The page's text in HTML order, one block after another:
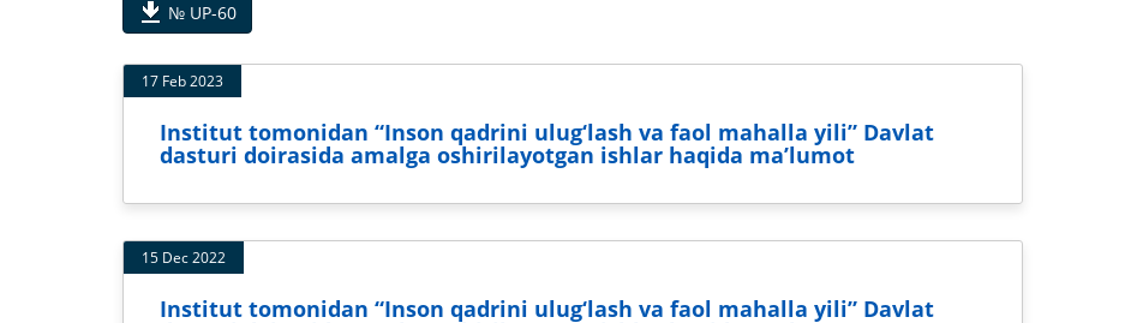
№ UP-60
17 Feb 2023
Institut tomonidan “Inson qadrini ulug‘lash va faol mahalla yili” Davlat
dasturi doirasida amalga oshirilayotgan ishlar haqida maʼlumot
15 Dec 2022
Institut tomonidan “Inson qadrini ulug‘lash va faol mahalla yili” Davlat